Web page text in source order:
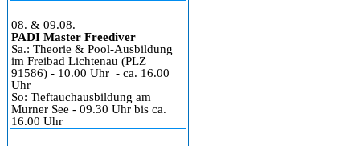
08. & 09.08.
PADI Master Freediver
Sa.: Theorie & Pool-Ausbildung
im Freibad Lichtenau (PLZ
91586) - 10.00 Uhr - ca. 16.00
Uhr
So: Tieftauchausbildung am
Murner See - 09.30 Uhr bis ca.
16.00 Uhr